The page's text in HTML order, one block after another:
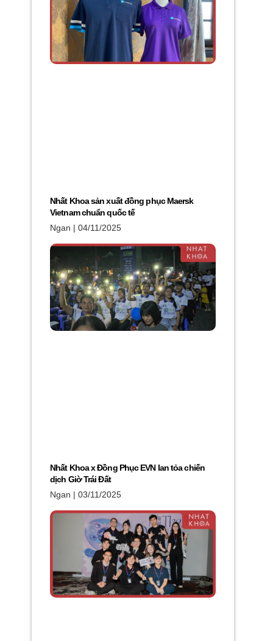
Nhất Khoa sản xuất đồng phục Maersk
Vietnam chuẩn quốc tế
Ngan
04/11/2025
Nhất Khoa x Đồng Phục EVN lan tỏa chiến
dịch Giờ Trái Đất
Ngan
03/11/2025